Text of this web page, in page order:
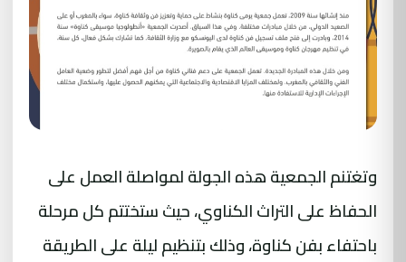
وتغتنم الجمعية هذه الجولة لمواصلة العمل على
الحفاظ على التراث الكناوي، حيث ستختتم كل مرحلة
باحتفاء بفن كناوة، وذلك بتنظيم ليلة على الطريقة